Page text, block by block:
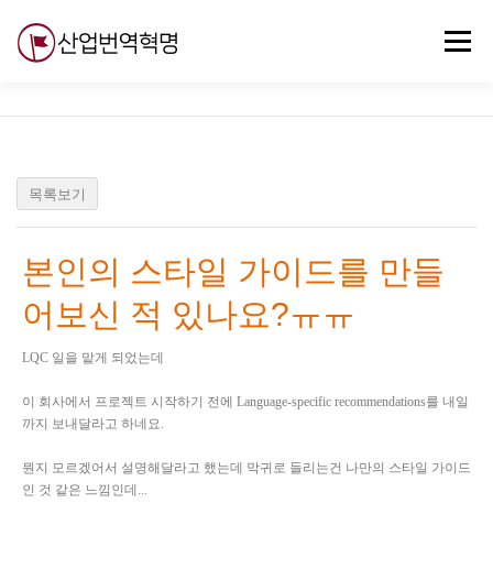
메뉴
목록보기
본인의 스타일 가이드를 만들
어보신 적 있나요?ㅠㅠ
LQC 일을 맡게 되었는데
이 회사에서 프로젝트 시작하기 전에 Language-specific recommendations를 내일
까지 보내달라고 하네요.
뭔지 모르겠어서 설명해달라고 했는데 막귀로 들리는건 나만의 스타일 가이드
인 것 같은 느낌인데...